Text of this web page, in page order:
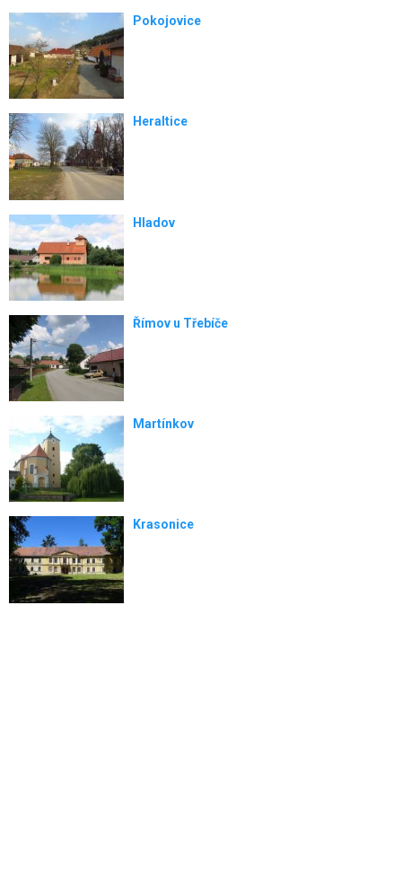
Pokojovice
Heraltice
Hladov
Římov u Třebíče
Martínkov
Krasonice